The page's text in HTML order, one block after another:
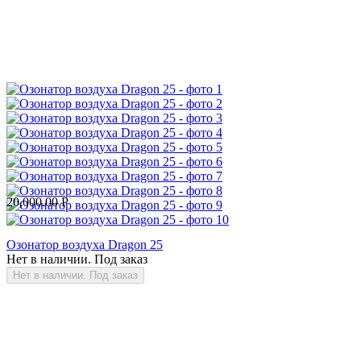
20,000.00 Р
Озонатор воздуха Dragon 25
Нет в наличии. Под заказ
Нет в наличии. Под заказ